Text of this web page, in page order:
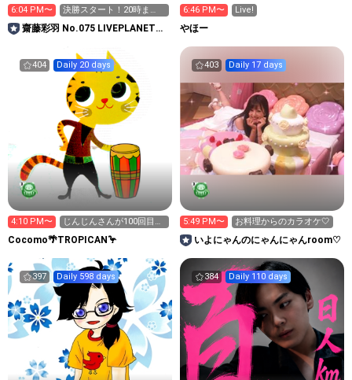
6:04 PM〜
決勝スタート！20時ま
で！
齋藤彩羽 No.075 LIVEPLANET新
6:46 PM〜 Live!
やほー
404 Daily 20 days
4:10 PM〜
じんじんさんが100回目の
訪問🎉
Cocomo🌴TROPICAN🦩
403 Daily 17 days
5:49 PM〜 お料理からのカラオケ‎🤍
いよにゃんのにゃんにゃんroom♡
397 Daily 598 days 384 Daily 110 days